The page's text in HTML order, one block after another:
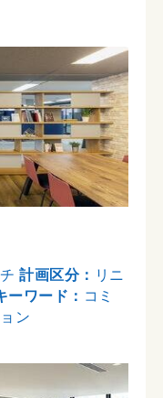
チ計画区分： リニ
ーワード： コミ
ン